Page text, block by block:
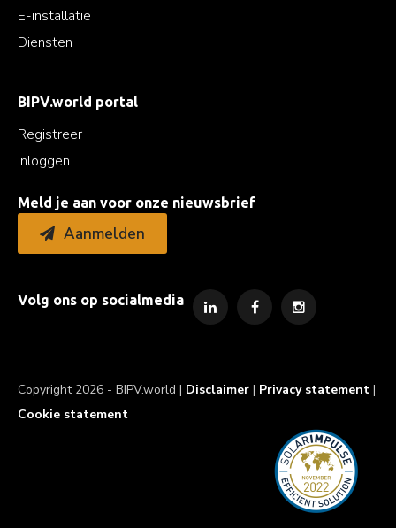
E-installatie
Diensten
BIPV.world portal
Registreer
Inloggen
Meld je aan voor onze nieuwsbrief
Aanmelden
Volg ons op socialmedia
Copyright 2026 - BIPV.world | Disclaimer | Privacy statement |
Cookie statement